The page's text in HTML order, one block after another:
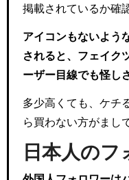
掲載されているか確
アイコンもないよう
されると、フェイク
ーザー目線でも怪し
多少高くても、ケチ
ら買わない方がまし
日本人のフ